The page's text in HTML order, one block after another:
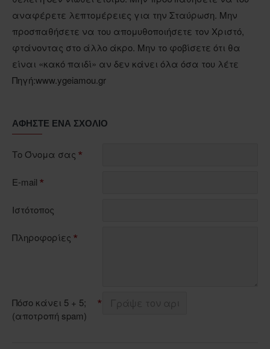
αναφέρετε λεπτομέρειες για την Σταύρωση. Μην
προσπαθήσετε να του απομυθοποιήσετε τον Χριστό,
φτάνοντας στο άλλο άκρο. Μην το φοβίσετε ότι θα
είναι «κακό παιδί» αν δεν κάνει όλα όσα του λέτε
Πηγή:www.ygeiamou.gr
ΑΦΉΣΤΕ ΈΝΑ ΣΧΌΛΙΟ
Το Όνομα σας
E-mail
Ιστότοπος
Πληροφορίες
Πόσο κάνει 5 + 5;
(αποτροπή spam)